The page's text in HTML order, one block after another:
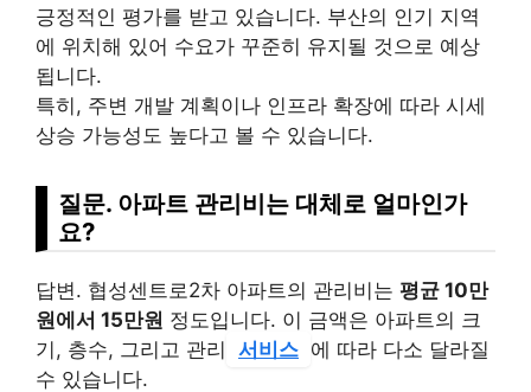
긍정적인 평가를 받고 있습니다. 부산의 인기 지역
에 위치해 있어 수요가 꾸준히 유지될 것으로 예상
됩니다.
특히, 주변 개발 계획이나 인프라 확장에 따라 시세
상승 가능성도 높다고 볼 수 있습니다.
질문. 아파트 관리비는 대체로 얼마인가
요?
답변. 협성센트로2차 아파트의 관리비는 평균 10만
원에서 15만원 정도입니다. 이 금액은 아파트의 크
기, 층수, 그리고 관리 서비스 에 따라 다소 달라질
수 있습니다.